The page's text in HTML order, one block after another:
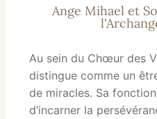
Ange Mihael et
Au sein du Chœur des
distingue comme un
de miracles. Sa
d’incarner la